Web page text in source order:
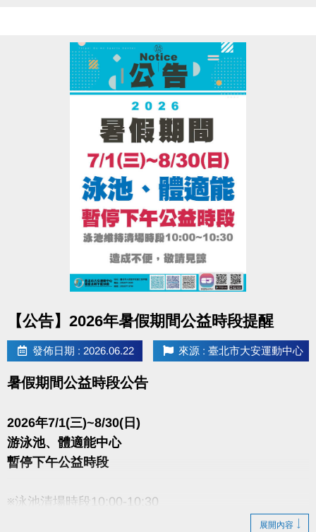
• 現場報名皆無折扣，依原價計算。
• ［器械皮拉提斯系列］為單月一期，無上述優惠。
將從6/1~6/7期間，報名之學員(須成功開班，且無退
抽出100名！贈送８月單月課程一門
※中獎名單預計7/20當週公告於大安官網、粉絲專頁，亦可至場務櫃台查看，將不
依中心現場為主。
※登記時間：公告後至8/8截止，逾期視同放棄。8月過後登記可能損失
首堂，將不另補償，且每門名額有限，建議敬早登記。登記後將無法
※登記辦法：本人上課(或可轉讓給親友)，接須由中獎者本人攜帶證件
至一樓場務櫃檯登記(或轉讓)。
【公告】2026年暑假期間公益時段提醒
發佈日期 : 2026.06.22 來源 : 臺北市大安運動中心
暑假期間公益時段公告
2026年7/1(三)~8/30(日)
游泳池、體適能中心
暫停下午公益時段
※泳池清場時段10:00-10:30
展開內容